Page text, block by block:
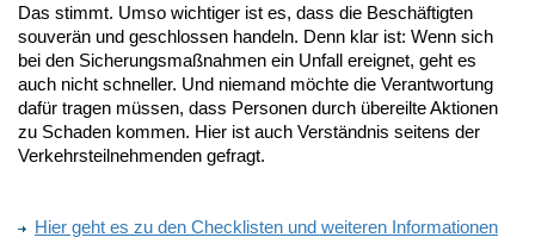
Das stimmt. Umso wichtiger ist es, dass die Beschäftigten
souverän und geschlossen handeln. Denn klar ist: Wenn sich
bei den Sicherungsmaßnahmen ein Unfall ereignet, geht es
auch nicht schneller. Und niemand möchte die Verantwortung
dafür tragen müssen, dass Personen durch übereilte Aktionen
zu Schaden kommen. Hier ist auch Verständnis seitens der
Verkehrsteilnehmenden gefragt.
Hier geht es zu den Checklisten und weiteren Informationen